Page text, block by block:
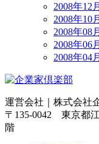
2008年12
2008年10
2008年08
2008年06
2008年04
運営会社｜ 株式会社
〒135-0042 東京都
階